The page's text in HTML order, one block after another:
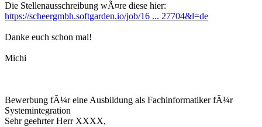
Die Stellenausschreibung wÃ¤re diese hier:
https://scheergmbh.softgarden.io/job/16 ... 27704&l=de
Danke euch schon mal!
Michi
Bewerbung fÃ¼r eine Ausbildung als Fachinformatiker fÃ¼r
Systemintegration
Sehr geehrter Herr XXXX,